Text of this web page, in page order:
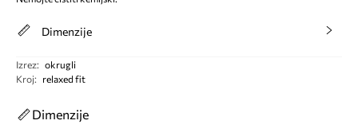
Dimenzije
Izrez: okrugli
Kroj: relaxed fit
Dimenzije